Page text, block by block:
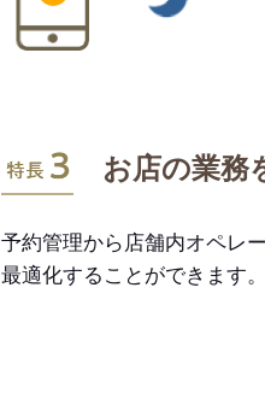
特長3
お店の業務
予約管理から店舗内オペレ
最適化することができます。